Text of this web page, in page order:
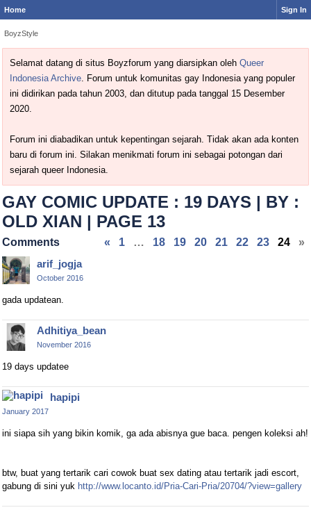
Home Sign In
BoyzStyle
Selamat datang di situs Boyzforum yang diarsipkan oleh Queer
Indonesia Archive. Forum untuk komunitas gay Indonesia yang populer
ini didirikan pada tahun 2003, dan ditutup pada tanggal 15 Desember
2020.
Forum ini diabadikan untuk kepentingan sejarah. Tidak akan ada konten
baru di forum ini. Silakan menikmati forum ini sebagai potongan dari
sejarah queer Indonesia.
GAY COMIC UPDATE : 19 DAYS | BY :
OLD XIAN | PAGE 13
« 1 … 18 19 20 21 22 23 24 »
Comments
arif_jogja
October 2016
gada updatean.
Adhitiya_bean
November 2016
19 days updatee
hapipi
January 2017
ini siapa sih yang bikin komik, ga ada abisnya gue baca. pengen koleksi ah!
btw, buat yang tertarik cari cowok buat sex dating atau tertarik jadi escort,
gabung di sini yuk http://www.locanto.id/Pria-Cari-Pria/20704/?view=gallery